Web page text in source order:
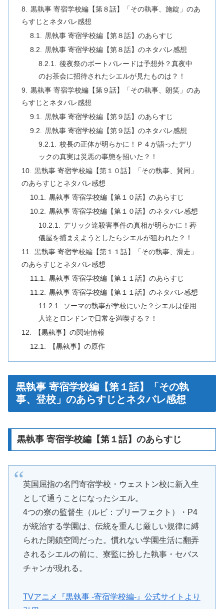
黒執事 寄宿学校編【第８話】「その執事、施錠」のあ
らすじとネタバレ感想
黒執事 寄宿学校編【第８話】のあらすじ
黒執事 寄宿学校編【第８話】のネタバレ感想
後夜祭のボートパレードは予想外？真夜中
のお茶会に招待されたシエルが見たものは？！
黒執事 寄宿学校編【第９話】「その執事、朗笑」のあ
らすじとネタバレ感想
黒執事 寄宿学校編【第９話】のあらすじ
黒執事 寄宿学校編【第９話】のネタバレ感想
校長の正体が明らかに！Ｐ４が語ったデリ
ックの真実は災悪の事態を招いた？！
黒執事 寄宿学校編【第１０話】「その執事、賛同」
のあらすじとネタバレ感想
黒執事 寄宿学校編【第１０話】のあらすじ
黒執事 寄宿学校編【第１０話】のネタバレ感想
デリック達殺害事件の真相が明らかに！葬
儀屋を捕まえようとしたらシエルが狙われた？！
黒執事 寄宿学校編【第１１話】「その執事、滑走」
のあらすじとネタバレ感想
黒執事 寄宿学校編【第１１話】のあらすじ
黒執事 寄宿学校編【第１１話】のネタバレ感想
ソーマの執事が学校にいた？シエルは使用
人達とロンドンで日常を満喫する？！
【黒執事】の関連情報
【黒執事】の原作
黒執事 寄宿学校編【第１話】「その執
事、登校」のあらすじとネタバレ感想
黒執事 寄宿学校編【第１話】のあらすじ
英国屈指の名門寄宿学校・ウェストン校に新入生
として通うことになったシエル。
4つの寮の監督生（ルビ：プリーフェクト）・P4
が統治する学園は、伝統を重んじ厳しい規律に縛
られた閉鎖空間だった。慣れない学園生活に翻弄
されるシエルの前に、寮監に扮した執事・セバス
チャンが現れる。
TVアニメ『黒執事 -寄宿学校編-』公式サイトより